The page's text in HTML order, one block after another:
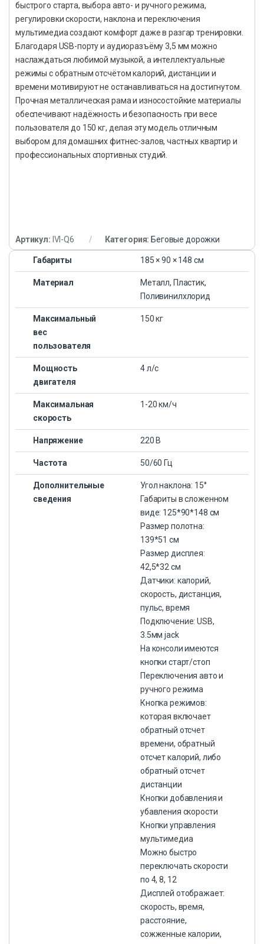
быстрого старта, выбора авто- и ручного режима,
регулировки скорости, наклона и переключения
мультимедиа создают комфорт даже в разгар тренировки.
Благодаря USB-порту и аудиоразъёму 3,5 мм можно
наслаждаться любимой музыкой, а интеллектуальные
режимы с обратным отсчётом калорий, дистанции и
времени мотивируют не останавливаться на достигнутом.
Прочная металлическая рама и износостойкие материалы
обеспечивают надёжность и безопасность при весе
пользователя до 150 кг, делая эту модель отличным
выбором для домашних фитнес-залов, частных квартир и
профессиональных спортивных студий.
Артикул: IVI-Q6 Категория: Беговые дорожки
Габариты 185 × 90 × 148 см
Материал
Металл, Пластик,
Поливинилхлорид
Максимальный
вес
пользователя
150 кг
Мощность
двигателя
4 л/с
Максимальная
скорость
1-20 км/ч
Напряжение 220 В
Частота 50/60 Гц
Дополнительные
сведения
Угол наклона: 15°
Габариты в сложенном
виде: 125*90*148 см
Размер полотна:
139*51 см
Размер дисплея:
42,5*32 см
Датчики: калорий,
cкорость, дистанция,
пульс, время
Подключение: USB,
3.5мм jack
На консоли имеются
кнопки старт/стоп
Переключения авто и
ручного режима
Кнопка режимов:
которая включает
обратный отсчет
времени, обратный
отсчет калорий, либо
обратный отсчет
дистанции
Кнопки добавления и
убавления скорости
Кнопки управления
мультимедиа
Можно быстро
переключать скорости
по 4, 8, 12
Дисплей отображает:
скорость, время,
расстояние,
сожженные калории,